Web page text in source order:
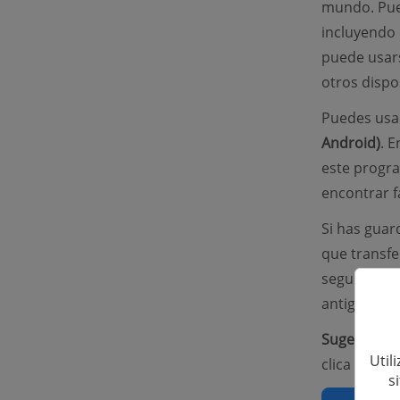
mundo.
incluyendo
puede
otros
Puedes
Android).
este
encontrar
Si has
que
seguir el
antiguo a
Sugerencia:
clica para